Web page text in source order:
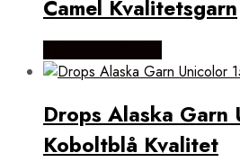
Camel Kvalitetsgarn
Drops Alaska
Koboltblå Kvalitet